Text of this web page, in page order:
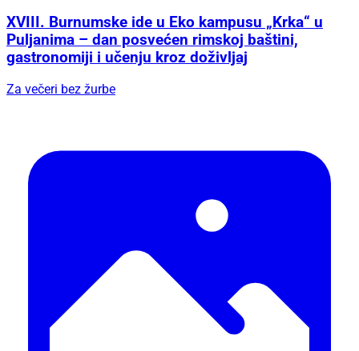
XVIII. Burnumske ide u Eko kampusu „Krka“ u
Puljanima – dan posvećen rimskoj baštini,
gastronomiji i učenju kroz doživljaj
Za večeri bez žurbe